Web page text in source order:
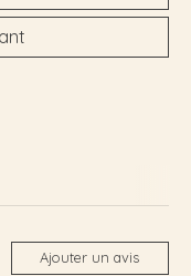
Ajouter un avis